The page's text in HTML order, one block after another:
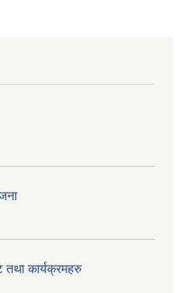
तथा कार्यक्रमहरु